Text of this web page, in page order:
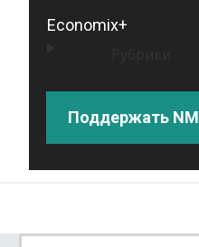
Economix+
Поддержать NM